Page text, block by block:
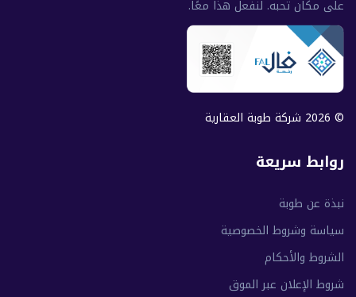
على مكان تحبه. لنفعل هذا معًا.
© 2026 شركة طوبة العقارية
روابط سريعة
نبذة عن طوبة
سياسة وشروط الخصوصية
الشروط والأحكام
شروط الإعلان عبر الموق